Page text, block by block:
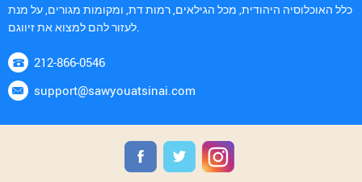
כלל האוכלוסיה היהודית, מכל הגילאים, רמות דת, ומקומות מגורים, על מנת
212-866-0546
support@sawyouatsinai.com